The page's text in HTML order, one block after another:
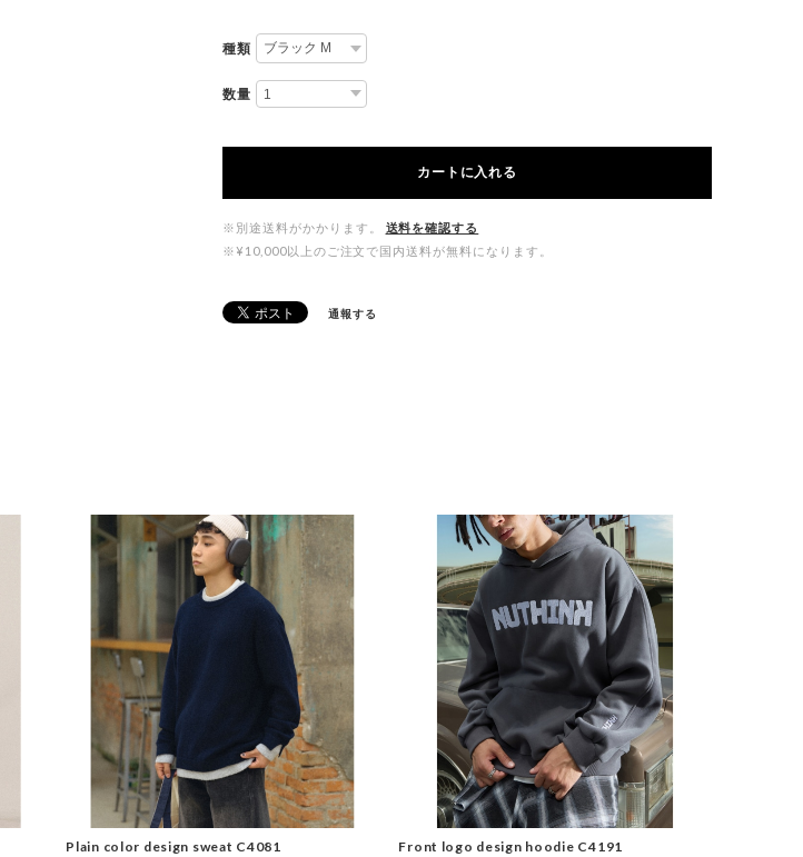
種類
数量
カートに入れる
※別途送料がかかります。
送料を確認する
※¥10,000以上のご注文で国内送料が無料になります。
通報する
Plain color design sweat C4081
Front logo design hoodie C4191